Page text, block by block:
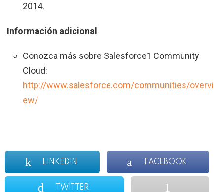
2014.
Información adicional
Conozca más sobre Salesforce1 Community
Cloud:
http://www.salesforce.com/communities/overvi
ew/
LINKEDIN FACEBOOK
TWITTER